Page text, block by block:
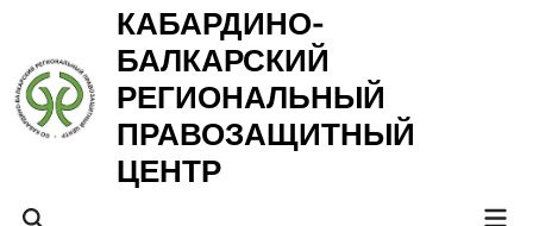
содержимому
КАБАРДИНО-
БАЛКАРСКИЙ
РЕГИОНАЛЬНЫЙ
ПРАВОЗАЩИТНЫЙ
ЦЕНТР